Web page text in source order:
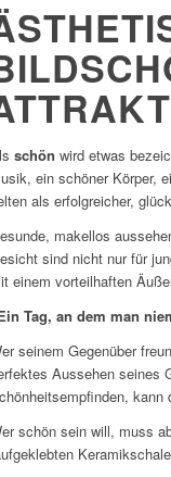
schön wird etwas
ein schöner Körper,
als erfolgreicher,
makellos
sind nicht nur für
einem vorteilhaften
Tag, an dem man
seinem Gegenüber
Aussehen seines
kann
schön sein will, muss